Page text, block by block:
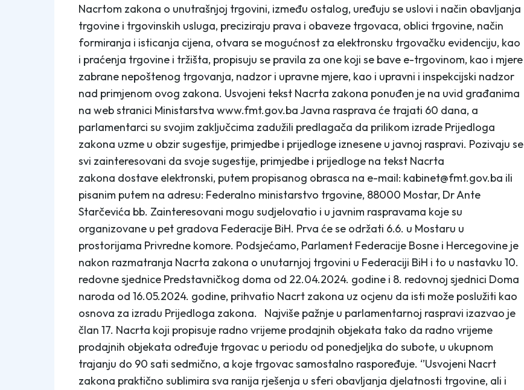
Nacrtom zakona o unutrašnjoj trgovini, između ostalog, uređuju se uslovi i način obavljanja
trgovine i trgovinskih usluga, preciziraju prava i obaveze trgovaca, oblici trgovine, način
formiranja i isticanja cijena, otvara se mogućnost za elektronsku trgovačku evidenciju, kao
i praćenja trgovine i tržišta, propisuju se pravila za one koji se bave e-trgovinom, kao i mjere
zabrane nepoštenog trgovanja, nadzor i upravne mjere, kao i upravni i inspekcijski nadzor
nad primjenom ovog zakona. Usvojeni tekst Nacrta zakona ponuđen je na uvid građanima
na web stranici Ministarstva www.fmt.gov.ba Javna rasprava će trajati 60 dana, a
parlamentarci su svojim zaključcima zadužili predlagača da prilikom izrade Prijedloga
zakona uzme u obzir sugestije, primjedbe i prijedloge iznesene u javnoj raspravi. Pozivaju se
svi zainteresovani da svoje sugestije, primjedbe i prijedloge na tekst Nacrta
zakona dostave elektronski, putem propisanog obrasca na e-mail: kabinet@fmt.gov.ba ili
pisanim putem na adresu: Federalno ministarstvo trgovine, 88000 Mostar, Dr Ante
Starčevića bb. Zainteresovani mogu sudjelovatio i u javnim raspravama koje su
organizovane u pet gradova Federacije BiH. Prva će se održati 6.6. u Mostaru u
prostorijama Privredne komore. Podsjećamo, Parlament Federacije Bosne i Hercegovine je
nakon razmatranja Nacrta zakona o unutarnjoj trgovini u Federaciji BiH i to u nastavku 10.
redovne sjednice Predstavničkog doma od 22.04.2024. godine i 8. redovnoj sjednici Doma
naroda od 16.05.2024. godine, prihvatio Nacrt zakona uz ocjenu da isti može poslužiti kao
osnova za izradu Prijedloga zakona. Najviše pažnje u parlamentarnoj raspravi izazvao je
član 17. Nacrta koji propisuje radno vrijeme prodajnih objekata tako da radno vrijeme
prodajnih objekata određuje trgovac u periodu od ponedjeljka do subote, u ukupnom
trajanju do 90 sati sedmično, a koje trgovac samostalno raspoređuje. ‘’Usvojeni Nacrt
zakona praktično sublimira sva ranija rješenja u sferi obavljanja djelatnosti trgovine, ali i